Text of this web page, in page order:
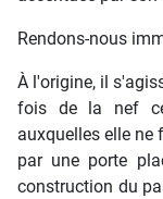
Rendons-nous
À l'origine, il
fois de la nef
auxquelles elle ne
par une porte
construction du